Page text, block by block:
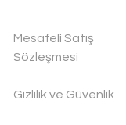
Mesafeli Satış
Sözleşmesi
Gizlilik ve Güvenlik